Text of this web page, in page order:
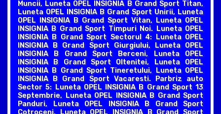
Muncii, Luneta OPEL INSIGNIA B Grand Sport Titan,
Luneta OPEL INSIGNIA B Grand Sport Unirii, Luneta
OPEL INSIGNIA B Grand Sport Vitan, Luneta OPEL
INSIGNIA B Grand Sport Timpuri Noi. Luneta OPEL
INSIGNIA B Grand Sport Sectorul 4: Luneta OPEL
INSIGNIA B Grand Sport Giurgiului, Luneta OPEL
INSIGNIA B Grand Sport Berceni, Luneta OPEL
INSIGNIA B Grand Sport Oltenitei, Luneta OPEL
INSIGNIA B Grand Sport Tineretului, Luneta OPEL
INSIGNIA B Grand Sport Vacaresti. Parbriz auto
Sector 5: Luneta OPEL INSIGNIA B Grand Sport 13
Septembrie, Luneta OPEL INSIGNIA B Grand Sport
Panduri, Luneta OPEL INSIGNIA B Grand Sport
Cotroceni, Luneta OPEL INSIGNIA B Grand Sport